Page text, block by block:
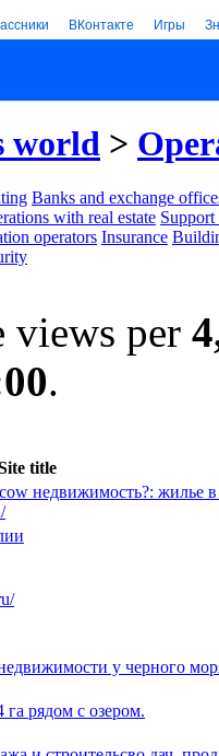
ВКонтакте Игры
world >
Banks and exchange
with real estate Support
operators Insurance
views per
.
title
недвижимость?: жилье
у черного
га рядом с озером.